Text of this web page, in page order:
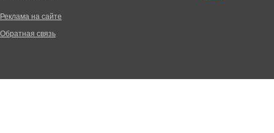
Реклама на сайте
Обратная связь